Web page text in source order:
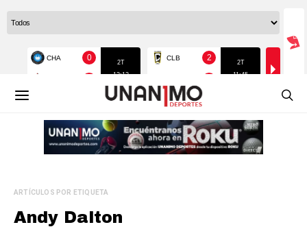
ARTÍCULOS POR ETIQUETA
Andy Dalton